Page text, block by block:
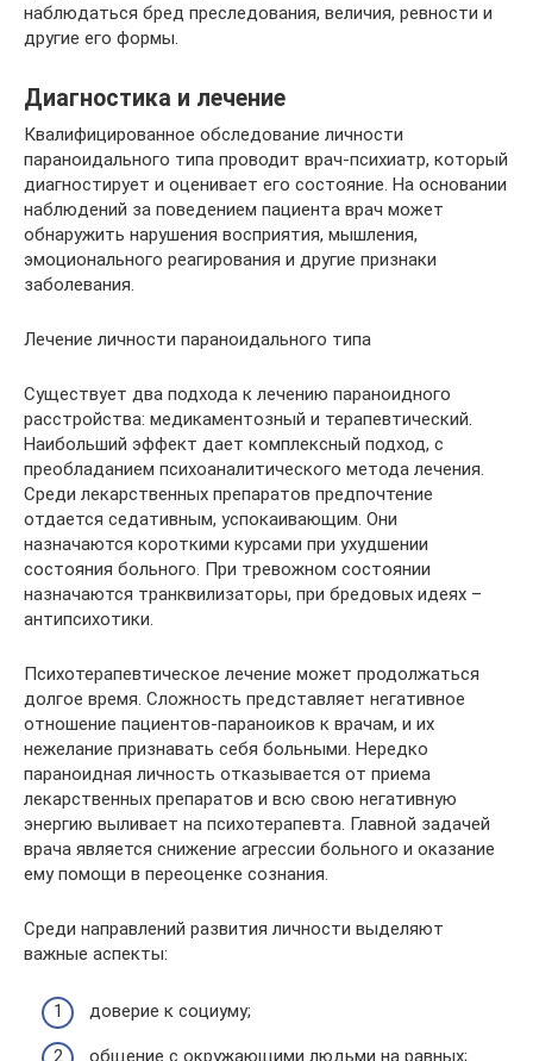
наблюдаться бред преследования, величия, ревности и
другие его формы.
Диагностика и лечение
Квалифицированное обследование личности
параноидального типа проводит врач-психиатр, который
диагностирует и оценивает его состояние. На основании
наблюдений за поведением пациента врач может
обнаружить нарушения восприятия, мышления,
эмоционального реагирования и другие признаки
заболевания.
Лечение личности параноидального типа
Существует два подхода к лечению параноидного
расстройства: медикаментозный и терапевтический.
Наибольший эффект дает комплексный подход, с
преобладанием психоаналитического метода лечения.
Среди лекарственных препаратов предпочтение
отдается седативным, успокаивающим. Они
назначаются короткими курсами при ухудшении
состояния больного. При тревожном состоянии
назначаются транквилизаторы, при бредовых идеях –
антипсихотики.
Психотерапевтическое лечение может продолжаться
долгое время. Сложность представляет негативное
отношение пациентов-параноиков к врачам, и их
нежелание признавать себя больными. Нередко
параноидная личность отказывается от приема
лекарственных препаратов и всю свою негативную
энергию выливает на психотерапевта. Главной задачей
врача является снижение агрессии больного и оказание
ему помощи в переоценке сознания.
Среди направлений развития личности выделяют
важные аспекты:
доверие к социуму;
общение с окружающими людьми на равных;